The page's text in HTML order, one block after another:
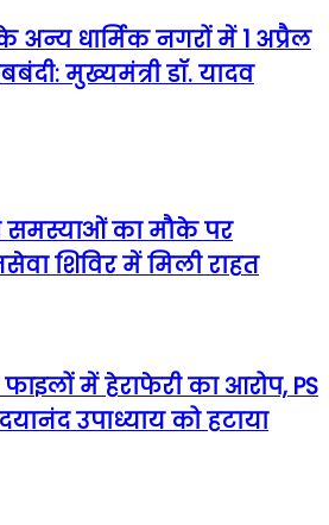
अन्य धार्मिक नगरों में 1 अप्रैल
मुख्यमंत्री डॉ. यादव
समस्याओं का मौके पर
शिविर में मिली राहत
फाइलों में हेराफेरी का आरोप, PS
उपाध्याय को हटाया